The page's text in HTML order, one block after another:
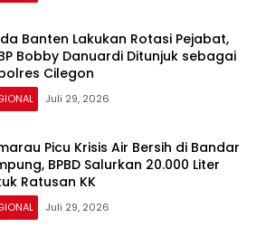
Banten Lakukan Rotasi Pejabat,
Bobby Danuardi Ditunjuk sebagai
Cilegon
Juli 29, 2026
Picu Krisis Air Bersih di Bandar
BPBD Salurkan 20.000 Liter
Ratusan KK
Juli 29, 2026